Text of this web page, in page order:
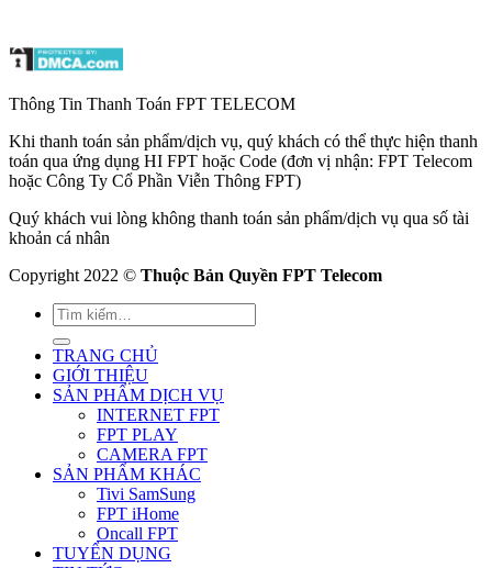
Thông Tin Thanh Toán FPT TELECOM
Khi thanh toán sản phẩm/dịch vụ, quý khách có thể thực hiện thanh
toán qua ứng dụng HI FPT hoặc Code (đơn vị nhận: FPT Telecom
hoặc Công Ty Cổ Phần Viễn Thông FPT)
Quý khách vui lòng không thanh toán sản phẩm/dịch vụ qua số tài
khoản cá nhân
Copyright 2022 © Thuộc Bản Quyền FPT Telecom
TRANG CHỦ
GIỚI THIỆU
SẢN PHẨM DỊCH VỤ
INTERNET FPT
FPT PLAY
CAMERA FPT
SẢN PHẨM KHÁC
Tivi SamSung
FPT iHome
Oncall FPT
TUYỂN DỤNG